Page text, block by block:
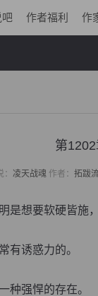
作者福利 作
第
凌天战魂作者： 拓跋
想要软硬皆施
诱惑力的。
强悍的存在。